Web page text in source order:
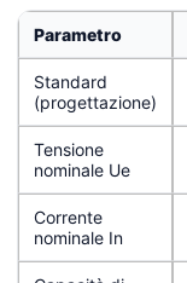
Parametro
Standard
(progettazione)
Tensione
nominale Ue
Corrente
nominale In